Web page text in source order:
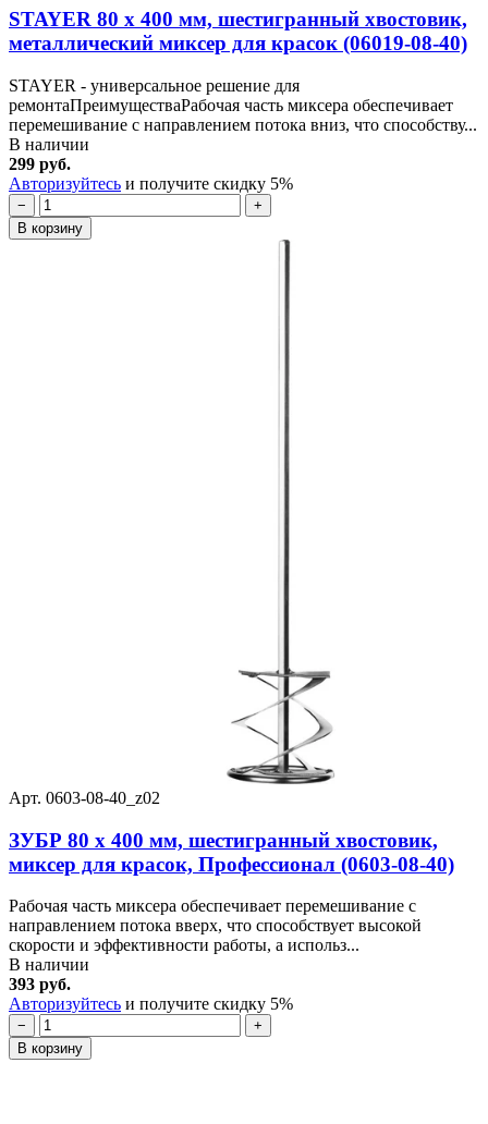
STAYER 80 х 400 мм, шестигранный хвостовик,
металлический миксер для красок (06019-08-40)
STAYER - универсальное решение для
ремонтаПреимуществаРабочая часть миксера обеспечивает
перемешивание с направлением потока вниз, что способству...
В наличии
299 руб.
Авторизуйтесь и получите скидку 5%
−
+
В корзину
Арт. 0603-08-40_z02
ЗУБР 80 х 400 мм, шестигранный хвостовик,
миксер для красок, Профессионал (0603-08-40)
Рабочая часть миксера обеспечивает перемешивание с
направлением потока вверх, что способствует высокой
скорости и эффективности работы, а использ...
В наличии
393 руб.
Авторизуйтесь и получите скидку 5%
−
+
В корзину